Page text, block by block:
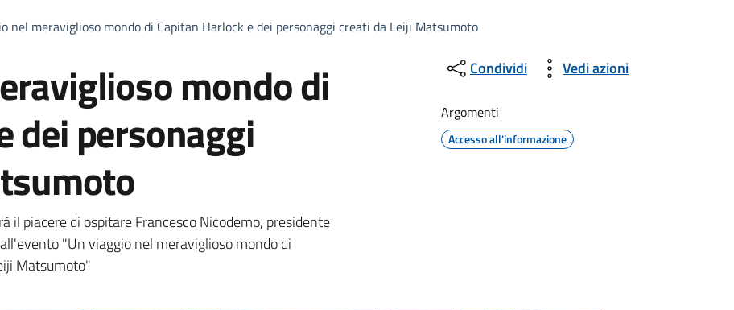
nel meraviglioso mondo di Capitan Harlock e dei personaggi creati da Leiji Matsumoto
mondo di
dei personaggi
il piacere di ospitare Francesco Nicodemo, presidente
"Un viaggio nel meraviglioso mondo di
Matsumoto"
Condividi Vedi azioni
Argomenti
Accesso all'informazione